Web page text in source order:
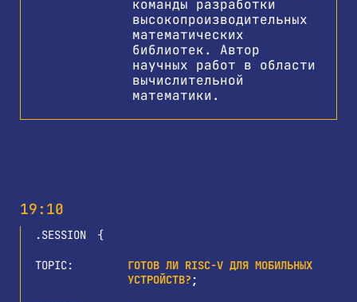
команды разработки
высокопроизводительных
математических
библиотек. Автор
научных работ в области
вычислительной
математики.
19:10
SESSION
TOPIC
ГОТОВ ЛИ RISC-V ДЛЯ МОБИЛЬНЫХ
УСТРОЙСТВ?